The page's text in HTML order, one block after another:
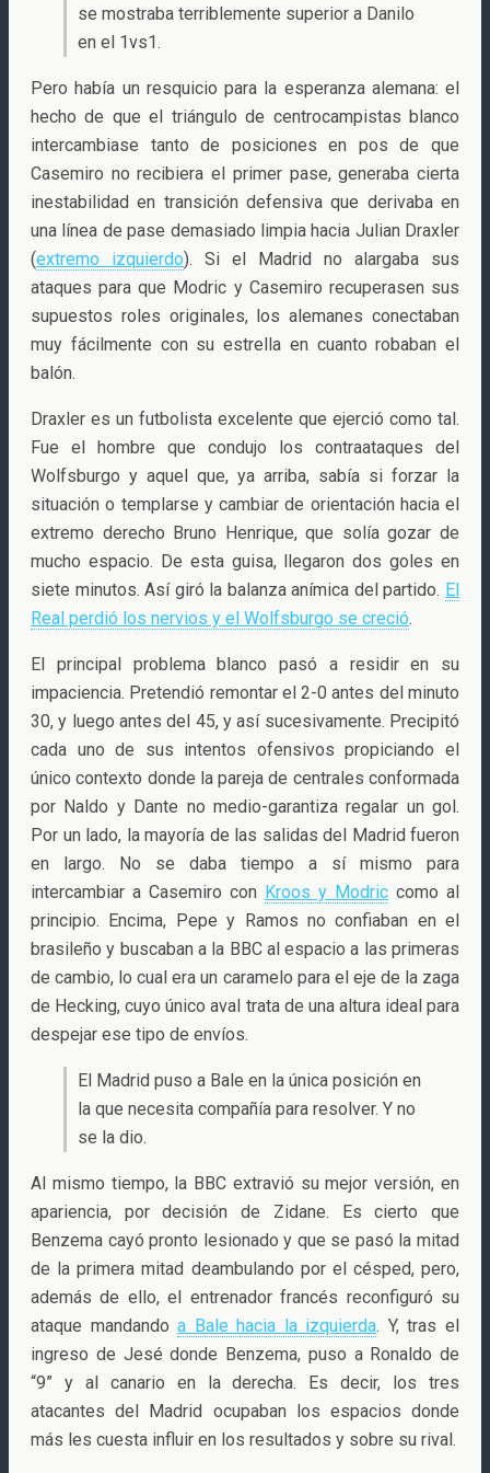
se mostraba terriblemente superior a Danilo
en el 1vs1.
Pero había un resquicio para la esperanza alemana: el
hecho de que el triángulo de centrocampistas blanco
intercambiase tanto de posiciones en pos de que
Casemiro no recibiera el primer pase, generaba cierta
inestabilidad en transición defensiva que derivaba en
una línea de pase demasiado limpia hacia Julian Draxler
(extremo izquierdo). Si el Madrid no alargaba sus
ataques para que Modric y Casemiro recuperasen sus
supuestos roles originales, los alemanes conectaban
muy fácilmente con su estrella en cuanto robaban el
balón.
Draxler es un futbolista excelente que ejerció como tal.
Fue el hombre que condujo los contraataques del
Wolfsburgo y aquel que, ya arriba, sabía si forzar la
situación o templarse y cambiar de orientación hacia el
extremo derecho Bruno Henrique, que solía gozar de
mucho espacio. De esta guisa, llegaron dos goles en
siete minutos. Así giró la balanza anímica del partido. El
Real perdió los nervios y el Wolfsburgo se creció.
El principal problema blanco pasó a residir en su
impaciencia. Pretendió remontar el 2-0 antes del minuto
30, y luego antes del 45, y así sucesivamente. Precipitó
cada uno de sus intentos ofensivos propiciando el
único contexto donde la pareja de centrales conformada
por Naldo y Dante no medio-garantiza regalar un gol.
Por un lado, la mayoría de las salidas del Madrid fueron
en largo. No se daba tiempo a sí mismo para
intercambiar a Casemiro con Kroos y Modric como al
principio. Encima, Pepe y Ramos no confiaban en el
brasileño y buscaban a la BBC al espacio a las primeras
de cambio, lo cual era un caramelo para el eje de la zaga
de Hecking, cuyo único aval trata de una altura ideal para
despejar ese tipo de envíos.
El Madrid puso a Bale en la única posición en
la que necesita compañía para resolver. Y no
se la dio.
Al mismo tiempo, la BBC extravió su mejor versión, en
apariencia, por decisión de Zidane. Es cierto que
Benzema cayó pronto lesionado y que se pasó la mitad
de la primera mitad deambulando por el césped, pero,
además de ello, el entrenador francés reconfiguró su
ataque mandandoa Bale hacia la izquierda. Y, tras el
ingreso de Jesé donde Benzema, puso a Ronaldo de
“9” y al canario en la derecha. Es decir, los tres
atacantes del Madrid ocupaban los espacios donde
más les cuesta influir en los resultados y sobre su rival.